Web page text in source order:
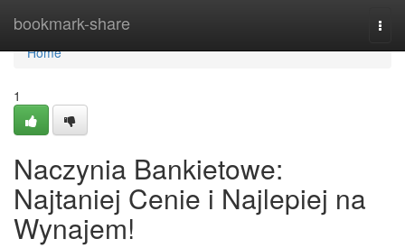
bookmark-share
Home
Home
1
Naczynia Bankietowe:
Najtaniej Cenie i Najlepiej na
Wynajem!